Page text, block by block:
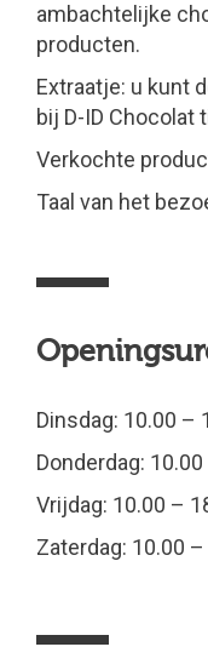
ambachtelijke
producten.
Extraatje: u kunt
bij D-ID Chocolat
Verkochte
Taal van het
Dinsdag: 10.00 –
Donderdag:
Vrijdag: 10.00 –
Zaterdag: 10.00